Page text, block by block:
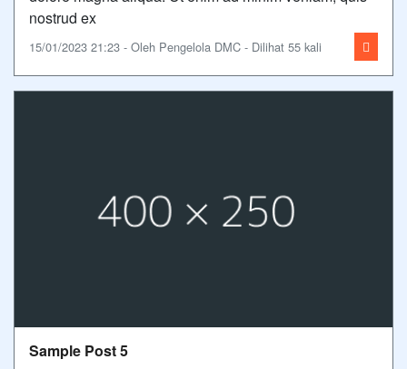
nostrud ex
15/01/2023 21:23 - Oleh Pengelola DMC - Dilihat 55 kali
Sample Post 5